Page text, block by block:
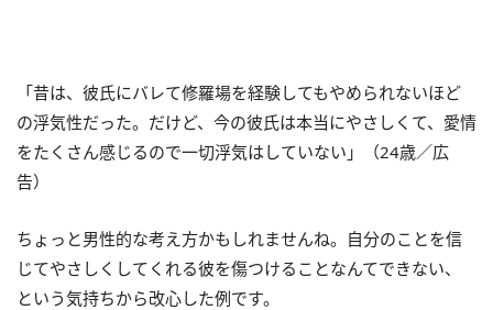
「昔は、彼氏にバレて修羅場を経験してもやめられないほど
の浮気性だった。だけど、今の彼氏は本当にやさしくて、愛情
をたくさん感じるので一切浮気はしていない」（24歳／広
告）
ちょっと男性的な考え方かもしれませんね。自分のことを信
じてやさしくしてくれる彼を傷つけることなんてできない、
という気持ちから改心した例です。